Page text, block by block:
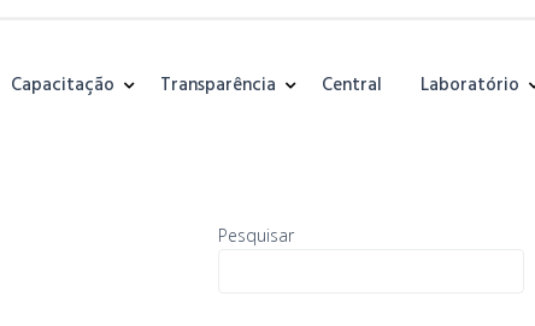
Capacitação Transparência Central Laboratório
Pesquisar